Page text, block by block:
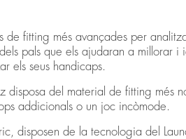
de fitting més avançades per
pals que els ajudaran a millorar i
els seus handicaps.
disposa del material de fitting més
addicionals o un joc incòmode.
disposen de la tecnologia del